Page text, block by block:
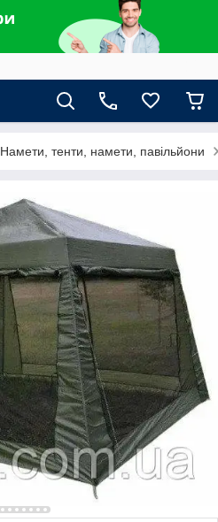
Намети, тенти, намети, павільйони